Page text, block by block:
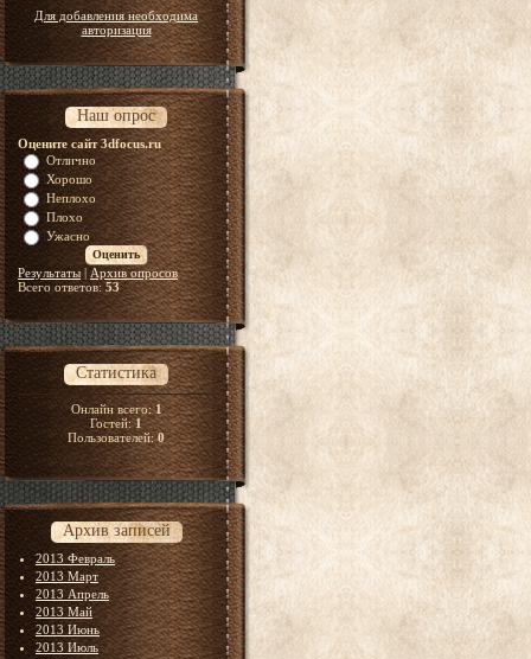
Для добавления необходима
авторизация
Наш опрос
Оцените сайт 3dfocus.ru
Отлично
Хорошо
Неплохо
Плохо
Ужасно
Результаты| Архив опросов
Всего ответов:53
Статистика
Онлайн всего:1
Гостей:1
Пользователей:0
Архив записей
2013 Февраль
2013 Март
2013 Апрель
2013 Май
2013 Июнь
2013 Июль